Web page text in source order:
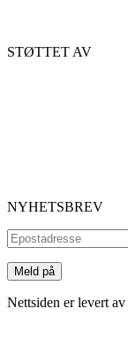
STØTTET AV
NYHETSBREV
Nettsiden er levert av